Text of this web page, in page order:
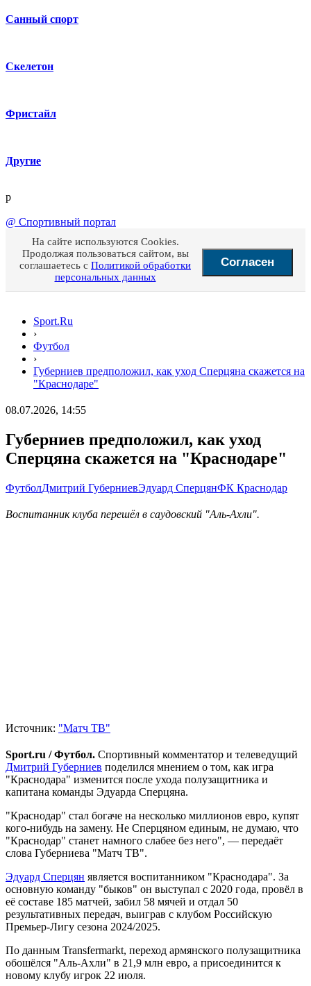
Санный спорт
Скелетон
Фристайл
Другие
p
@ Спортивный портал
На сайте используются Cookies.
Продолжая пользоваться сайтом, вы
соглашаетесь с Политикой обработки
персональных данных
Согласен
Sport.Ru
›
Футбол
›
Губерниев предположил, как уход Сперцяна скажется на
"Краснодаре"
08.07.2026, 14:55
Губерниев предположил, как уход
Сперцяна скажется на "Краснодаре"
ФутболДмитрий ГуберниевЭдуард СперцянФК Краснодар
Воспитанник клуба перешёл в саудовский "Аль-Ахли".
Источник: "Матч ТВ"
Sport.ru / Футбол. Спортивный комментатор и телеведущий
Дмитрий Губерниев поделился мнением о том, как игра
"Краснодара" изменится после ухода полузащитника и
капитана команды Эдуарда Сперцяна.
"Краснодар" стал богаче на несколько миллионов евро, купят
кого‑нибудь на замену. Не Сперцяном единым, не думаю, что
"Краснодар" станет намного слабее без него", — передаёт
слова Губерниева "Матч ТВ".
Эдуард Сперцян является воспитанником "Краснодара". За
основную команду "быков" он выступал с 2020 года, провёл в
её составе 185 матчей, забил 58 мячей и отдал 50
результативных передач, выиграв с клубом Российскую
Премьер-Лигу сезона 2024/2025.
По данным Transfermarkt, переход армянского полузащитника
обошёлся "Аль-Ахли" в 21,9 млн евро, а присоединится к
новому клубу игрок 22 июля.